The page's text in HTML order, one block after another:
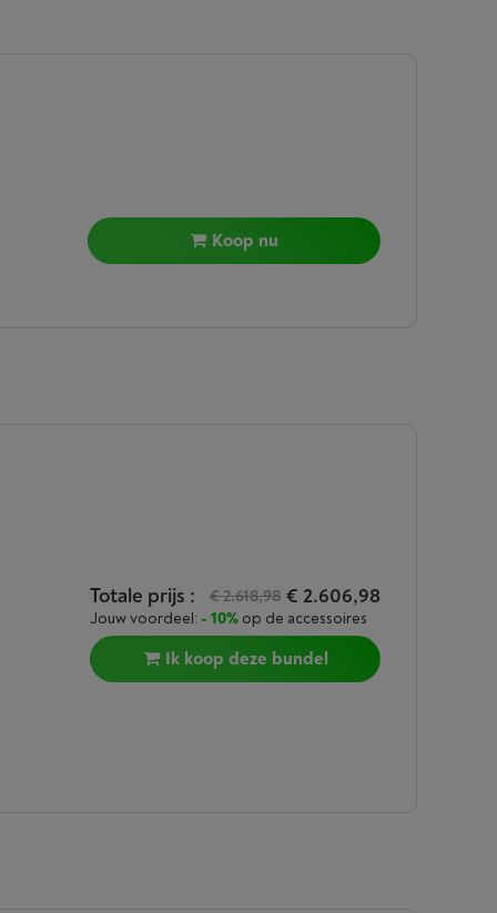
Koop nu
Totale prijs : € 2.618,98 € 2.606,98
Jouw voordeel: - 10% op de accessoires
Ik koop deze bundel